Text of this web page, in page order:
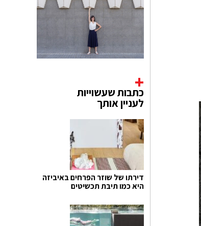
כתבות שעשוייות
לעניין אותך
דירתו של שוזר הפרחים באיביזה
היא כמו תיבת תכשיטים